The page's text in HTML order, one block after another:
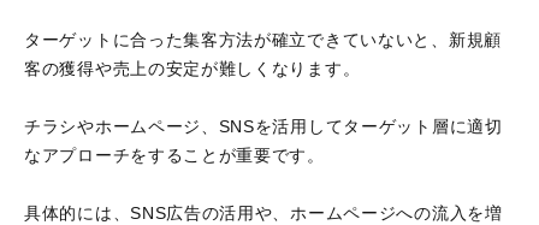
ターゲットに合った集客方法が確立できていないと、新規顧
客の獲得や売上の安定が難しくなります。
チラシやホームページ、SNSを活用してターゲット層に適切
なアプローチをすることが重要です。
具体的には、SNS広告の活用や、ホームページへの流入を増